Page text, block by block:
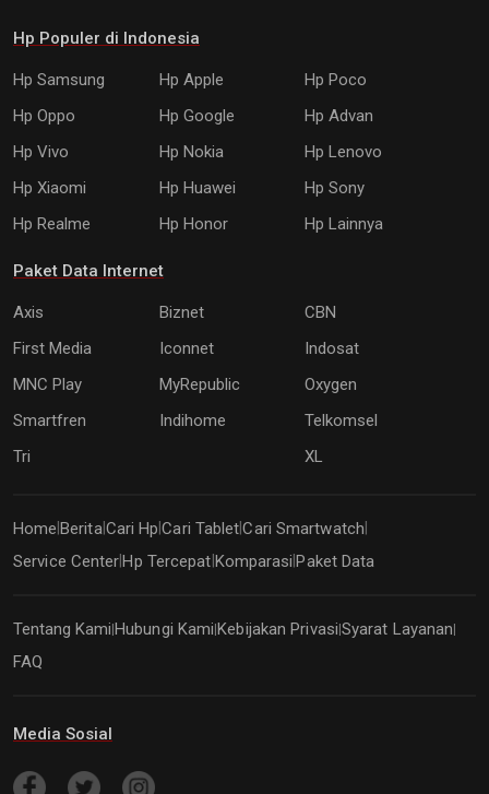
Hp Populer di Indonesia
Hp Samsung Hp Apple
Hp Poco
Hp Oppo
Hp Google
Hp Advan
Hp Vivo
Hp Nokia
Hp Lenovo
Hp Xiaomi
Hp Huawei
Hp Sony
Hp Realme
Hp Honor Hp Lainnya
Paket Data Internet
Axis Biznet
CBN
First Media
Iconnet
Indosat
MNC Play
MyRepublic
Oxygen
Smartfren
Indihome
Telkomsel
Tri
XL
Home Berita Cari Hp |Cari Tablet|Cari Smartwatch
Service Center|Hp Tercepat Komparasi |Paket Data
Tentang Kami|Hubungi Kami|Kebijakan Privasi|Syarat Layanan|
FAQ
Media Sosial